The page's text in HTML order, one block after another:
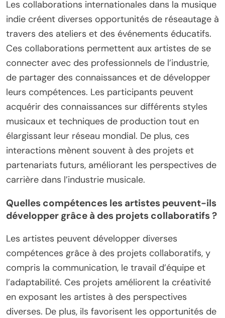
Les collaborations internationales dans la musique
indie créent diverses opportunités de réseautage à
travers des ateliers et des événements éducatifs.
Ces collaborations permettent aux artistes de se
connecter avec des professionnels de l’industrie,
de partager des connaissances et de développer
leurs compétences. Les participants peuvent
acquérir des connaissances sur différents styles
musicaux et techniques de production tout en
élargissant leur réseau mondial. De plus, ces
interactions mènent souvent à des projets et
partenariats futurs, améliorant les perspectives de
carrière dans l’industrie musicale.
Quelles compétences les artistes peuvent-ils
développer grâce à des projets collaboratifs ?
Les artistes peuvent développer diverses
compétences grâce à des projets collaboratifs, y
compris la communication, le travail d’équipe et
l’adaptabilité. Ces projets améliorent la créativité
en exposant les artistes à des perspectives
diverses. De plus, ils favorisent les opportunités de